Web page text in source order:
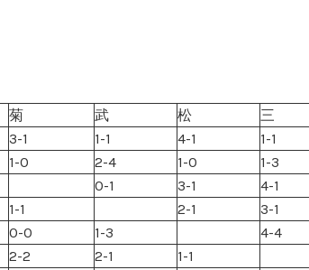
菊 武 松 三
3-1 1-1 4-1 1-1
1-0 2-4 1-0 1-3
0-1 3-1 4-1
1-1 2-1 3-1
0-0 1-3 4-4
2-2 2-1 1-1